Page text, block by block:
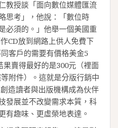
教授談「面向數位媒體匯流
思考」，他說：「數位時
必須的。」他舉一個美國重
CD放到網路上供人免費下
客戶的需要有價格美金5
果賣得最好的是300元（裡面
附件）。這就是分版行銷中
造讀者與出版機構成為伙伴
發展並不改變需求本質，科
有趣味、更虛榮地表達。